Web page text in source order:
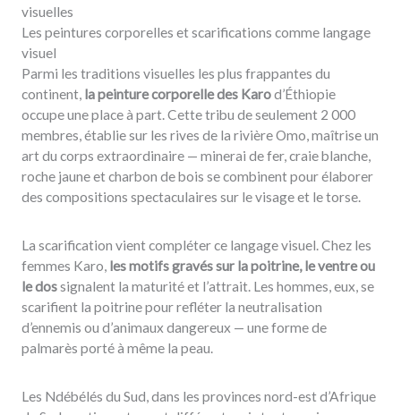
visuelles
Les peintures corporelles et scarifications comme langage
visuel
Parmi les traditions visuelles les plus frappantes du
continent, la peinture corporelle des Karod’Éthiopie
occupe une place à part. Cette tribu de seulement 2 000
membres, établie sur les rives de la rivière Omo, maîtrise un
art du corps extraordinaire — minerai de fer, craie blanche,
roche jaune et charbon de bois se combinent pour élaborer
des compositions spectaculaires sur le visage et le torse.
La scarification vient compléter ce langage visuel. Chez les
femmes Karo, les motifs gravés sur la poitrine, le ventre ou
le dossignalent la maturité et l’attrait. Les hommes, eux, se
scarifient la poitrine pour refléter la neutralisation
d’ennemis ou d’animaux dangereux — une forme de
palmarès porté à même la peau.
Les Ndébélés du Sud, dans les provinces nord-est d’Afrique